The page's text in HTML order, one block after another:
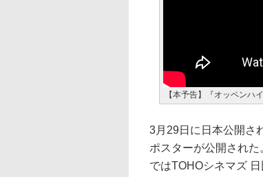
【本予告】『オッペンハ
3月29日に日本公開さ
ポスターが公開され
ではTOHOシネマズ